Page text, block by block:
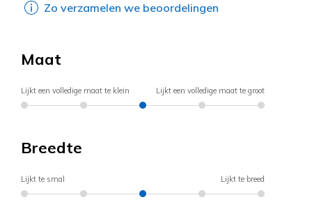
Zo verzamelen we beoordelingen
Maat
Lijkt een volledige maat te klein Lijkt een volledige maat te groot
Breedte
Lijkt te smal Lijkt te breed